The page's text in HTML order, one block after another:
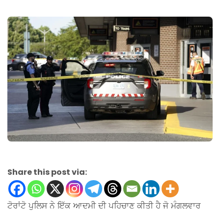
Share this post via:
ਟੋਰਾਂਟੋ ਪੁਲਿਸ ਨੇ ਇੱਕ ਆਦਮੀ ਦੀ ਪਹਿਚਾਣ ਕੀਤੀ ਹੈ ਜੋ ਮੰਗਲਵਾਰ